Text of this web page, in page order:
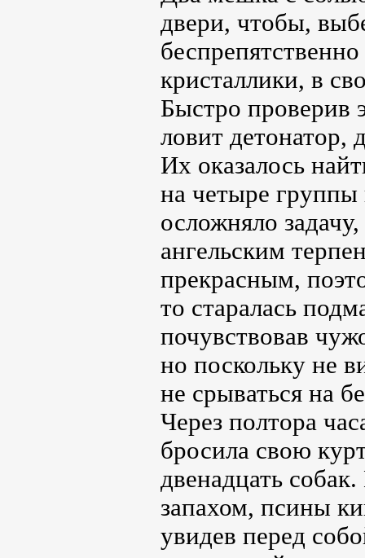
двери, чтобы,
кристаллики, в
Быстро проверив
ловит детонатор,
Их оказалось
на четыре
осложняло
ангельским
прекрасным,
то старалась
почувствовав
но поскольку не
не срываться на
Через полтора
бросила свою
двенадцать
запахом, псины
увидев перед